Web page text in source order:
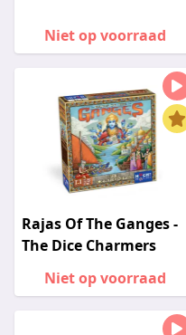
Niet op voorraad
Rajas Of The Ganges -
The Dice Charmers
Niet op voorraad